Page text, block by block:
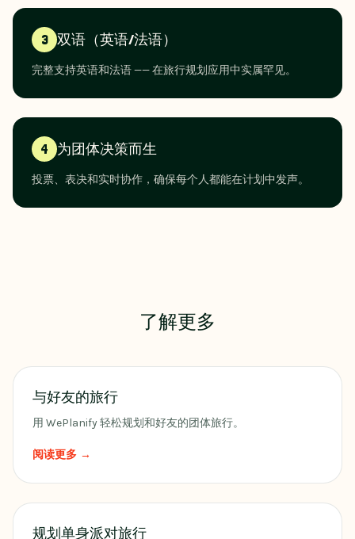
3 双语（英语/法语）
完整支持英语和法语 —— 在旅行规划应用中实属罕见。
4 为团体决策而生
投票、表决和实时协作，确保每个人都能在计划中发声。
了解更多
与好友的旅行
用 WePlanify 轻松规划和好友的团体旅行。
阅读更多 →
规划单身派对旅行